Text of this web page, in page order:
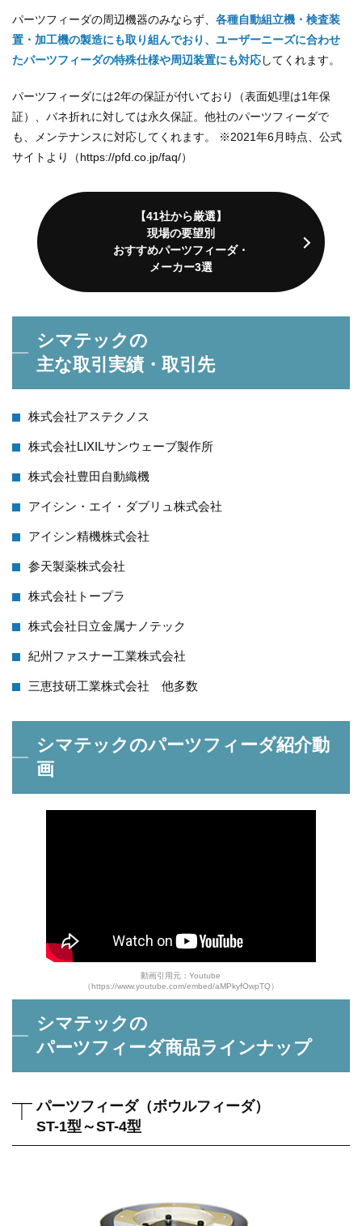
パーツフィーダの周辺機器のみならず、 各種自動組立機・検査装
置・加工機の製造にも取り組んでおり、ユーザーニーズに合わせ
たパーツフィーダの特殊仕様や周辺装置にも対応してくれます。
パーツフィーダには2年の保証が付いており（表面処理は1年保
証）、バネ折れに対しては永久保証。他社のパーツフィーダで
も、メンテナンスに対応してくれます。 ※2021年6月時点、公式
サイトより（https://pfd.co.jp/faq/）
【41社から厳選】
現場の要望別
おすすめパーツフィーダ・
メーカー3選
シマテックの
主な取引実績・取引先
株式会社アステクノス
株式会社LIXILサンウェーブ製作所
株式会社豊田自動織機
アイシン・エイ・ダブリュ株式会社
アイシン精機株式会社
参天製薬株式会社
株式会社トープラ
株式会社日立金属ナノテック
紀州ファスナー工業株式会社
三恵技研工業株式会社 他多数
シマテックのパーツフィーダ紹介動
画
動画引用元：Youtube
（https://www.youtube.com/embed/aMPkyfOwpTQ）
シマテックの
パーツフィーダ商品ラインナップ
パーツフィーダ（ボウルフィーダ）
ST-1型～ST-4型